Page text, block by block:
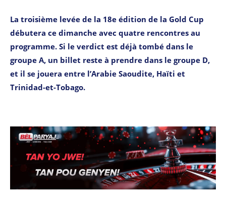
La troisième levée de la 18e édition de la Gold Cup
débutera ce dimanche avec quatre rencontres au
programme. Si le verdict est déjà tombé dans le
groupe A, un billet reste à prendre dans le groupe D,
et il se jouera entre l’Arabie Saoudite, Haïti et
Trinidad-et-Tobago.